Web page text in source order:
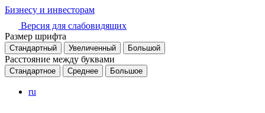
Бизнесу и инвесторам
Версия для слабовидящих
Размер шрифта
Стандартный Увеличенный Большой
Расстояние между буквами
Стандартное Среднее Большое
ru